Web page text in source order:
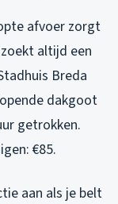
afvoer zorgt
altijd een
Breda
dakgoot
getrokken.
€85.
aan als je belt